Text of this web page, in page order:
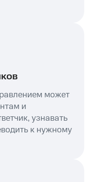
может
и
узнавать
к нужному